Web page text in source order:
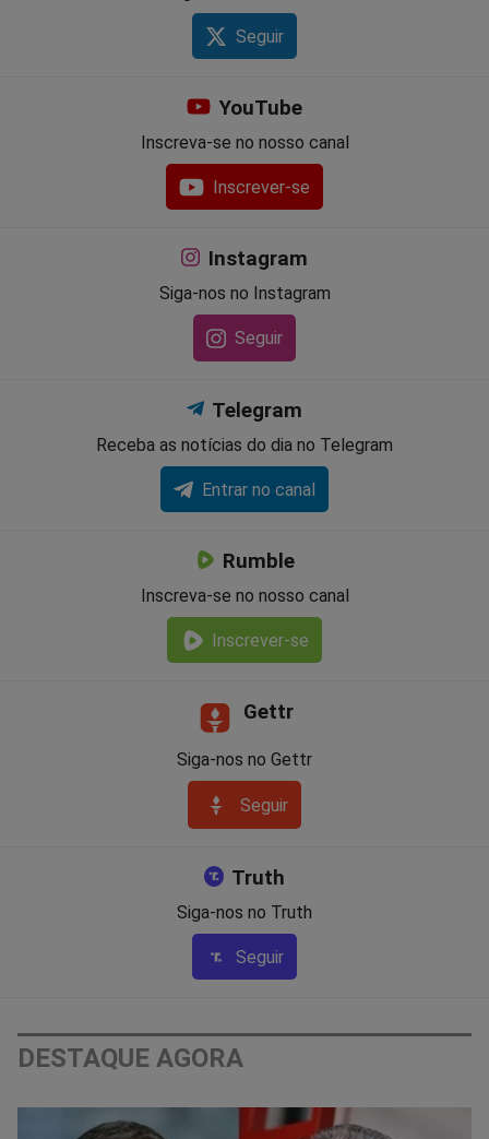
Seguir
YouTube
Inscreva-se no nosso canal
Inscrever-se
Instagram
Siga-nos no Instagram
Seguir
Telegram
Receba as notícias do dia no Telegram
Entrar no canal
Rumble
Inscreva-se no nosso canal
Inscrever-se
Gettr
Siga-nos no Gettr
Seguir
Truth
Siga-nos no Truth
Seguir
DESTAQUE AGORA